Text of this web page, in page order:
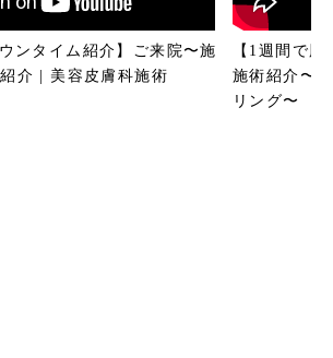
ンタイム紹介】ご来院〜施
介 | 美容皮膚科施術
【1週間で
施術紹介〜
リング〜